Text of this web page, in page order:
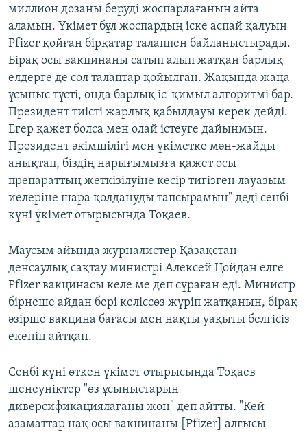
миллион дозаны беруді жоспарлағанын айта
аламын. Үкімет бұл жоспардың іске аспай қалуын
Pfizer қойған бірқатар талаппен байланыстырады.
Бірақ осы вакцинаны сатып алып жатқан барлық
елдерге де сол талаптар қойылған. Жақында жаңа
ұсыныс түсті, онда барлық іс-қимыл алгоритмі бар.
Президент тиісті жарлық қабылдауы керек дейді.
Егер қажет болса мен олай істеуге дайынмын.
Президент әкімшілігі мен үкіметке мән-жайды
анықтап, біздің нарығымызға қажет осы
препараттың жеткізілуіне кесір тигізген лауазым
иелеріне шара қолдануды тапсырамын" деді сенбі
күні үкімет отырысында Тоқаев.
Маусым айында журналистер Қазақстан
денсаулық сақтау министрі Алексей Цойдан елге
Pfizer вакцинасы келе ме деп сұраған еді. Министр
бірнеше айдан бері келіссөз жүріп жатқанын, бірақ
әзірше вакцина бағасы мен нақты уақыты белгісіз
екенін айтқан.
Сенбі күні өткен үкімет отырысында Тоқаев
шенеуніктер "өз ұсыныстарын
диверсификациялағаны жөн" деп айтты. "Кей
азаматтар нақ осы вакцинаны [Pfizer] алғысы